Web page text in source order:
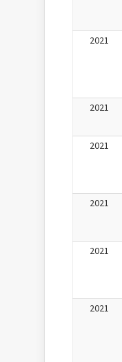
2021
2021
2021
2021
2021
2021